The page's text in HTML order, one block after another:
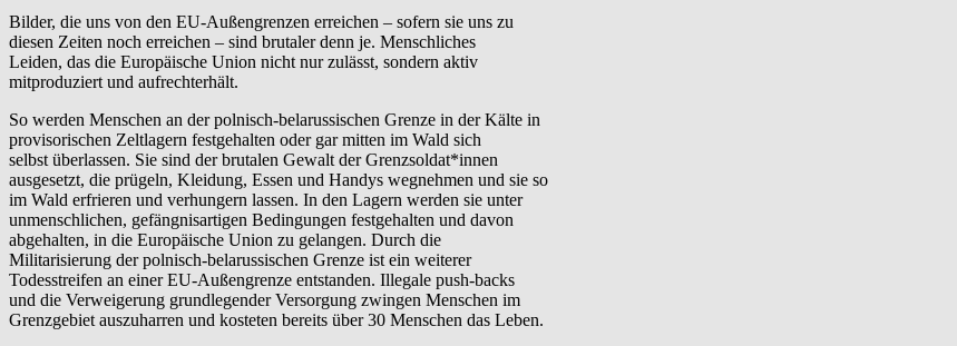
Bilder, die uns von den EU-Außengrenzen erreichen – sofern sie uns zu
diesen Zeiten noch erreichen – sind brutaler denn je. Menschliches
Leiden, das die Europäische Union nicht nur zulässt, sondern aktiv
mitproduziert und aufrechterhält.
So werden Menschen an der polnisch-belarussischen Grenze in der Kälte in
provisorischen Zeltlagern festgehalten oder gar mitten im Wald sich
selbst überlassen. Sie sind der brutalen Gewalt der Grenzsoldat*innen
ausgesetzt, die prügeln, Kleidung, Essen und Handys wegnehmen und sie so
im Wald erfrieren und verhungern lassen. In den Lagern werden sie unter
unmenschlichen, gefängnisartigen Bedingungen festgehalten und davon
abgehalten, in die Europäische Union zu gelangen. Durch die
Militarisierung der polnisch-belarussischen Grenze ist ein weiterer
Todesstreifen an einer EU-Außengrenze entstanden. Illegale push-backs
und die Verweigerung grundlegender Versorgung zwingen Menschen im
Grenzgebiet auszuharren und kosteten bereits über 30 Menschen das Leben.